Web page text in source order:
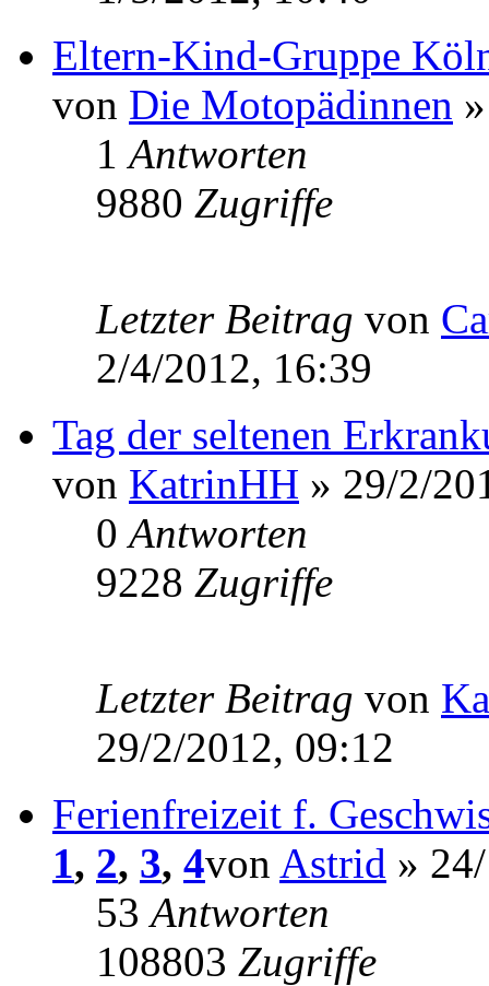
Eltern-Kind-Gruppe
von Die Motopädinnen
1Antworten
9880 Zugriffe
Letzter Beitrag von
2/4/2012, 16:39
Tag der seltenen
von KatrinHH » 29/2/
0Antworten
9228 Zugriffe
Letzter Beitrag von
29/2/2012, 09:12
Ferienfreizeit f.
1, 2, 3, 4von Astrid »
53Antworten
108803 Zugriffe